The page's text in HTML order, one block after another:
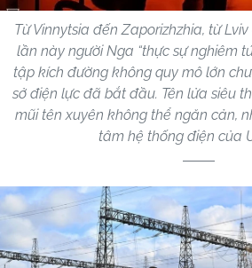
Từ Vinnytsia đến Zaporizhzhia, từ
lần này người Nga “thực sự nghiêm
tập kích đường không quy mô lớn
sở điện lực đã bắt đầu. Tên lửa siêu
mũi tên xuyên không thể ngăn cản,
tâm hệ thống điện của